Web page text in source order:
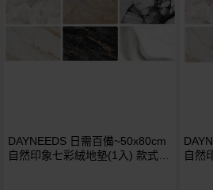
DAYNEEDS 日需百備~50x80cm
自然印象七彩絨地墊(1入) 款式可
自然